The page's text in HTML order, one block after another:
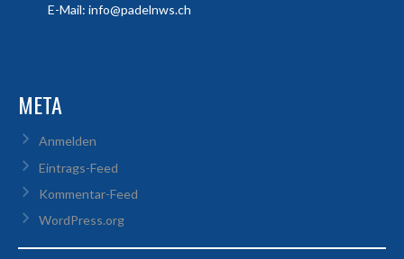
E-Mail: info@padelnws.ch
META
Anmelden
Eintrags-Feed
Kommentar-Feed
WordPress.org